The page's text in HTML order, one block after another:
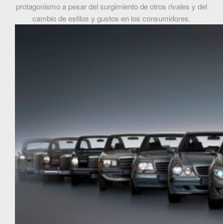
protagonismo a pesar del surgimiento de otros rivales y del
cambio de estilos y gustos en los consumidores.